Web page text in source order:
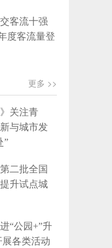
客流十强
度客流量登
更多 >>
关注青
与城市发
”
二批全国
升试点城
“公园+”升
各类活动